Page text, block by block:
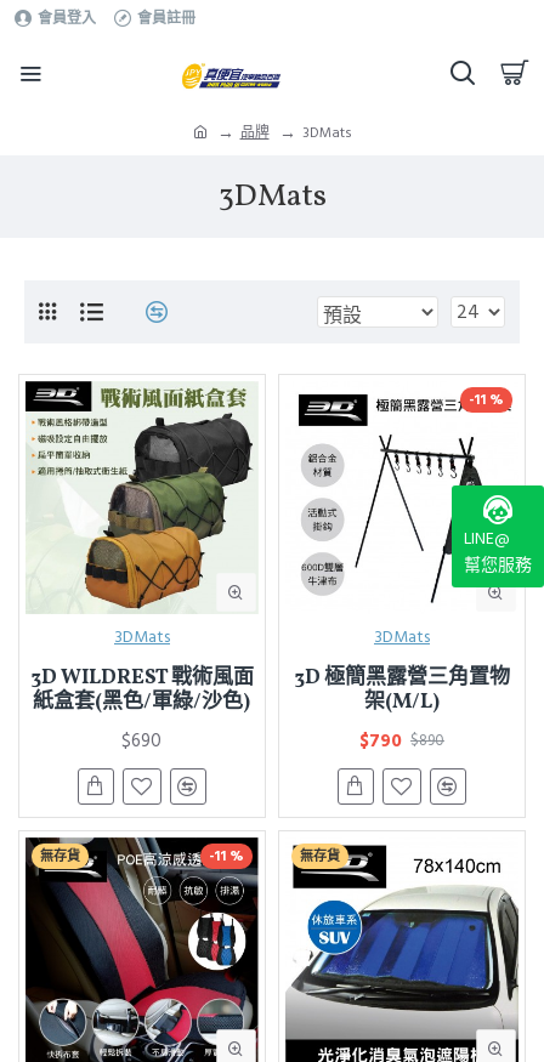
會員登入 會員註冊
品牌 3DMats
3DMats
3DMats
3D WILDREST 戰術風面
紙盒套(黑色/軍綠/沙色)
$690
-11 %
3DMats
3D 極簡黑露營三角置物
架(M/L)
$790 $890
-11 %
無存貨 無存貨
LINE@
幫您服務